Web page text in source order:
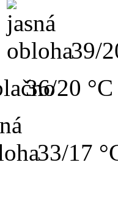
39/
36/20 °C
33/17